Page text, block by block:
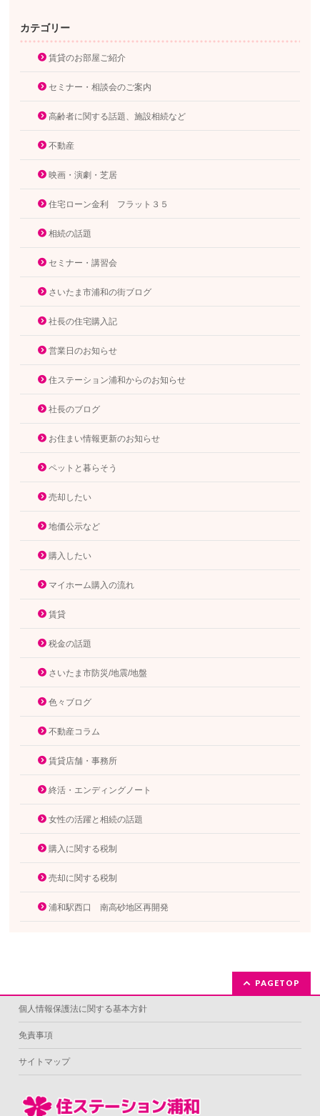
カテゴリー
賃貸のお部屋ご紹介
セミナー・相談会のご案内
高齢者に関する話題、施設相続など
不動産
映画・演劇・芝居
住宅ローン金利 フラット３５
相続の話題
セミナー・講習会
さいたま市浦和の街ブログ
社長の住宅購入記
営業日のお知らせ
住ステーション浦和からのお知らせ
社長のブログ
お住まい情報更新のお知らせ
ペットと暮らそう
売却したい
地価公示など
購入したい
マイホーム購入の流れ
賃貸
税金の話題
さいたま市防災/地震/地盤
色々ブログ
不動産コラム
賃貸店舗・事務所
終活・エンディングノート
女性の活躍と相続の話題
購入に関する税制
売却に関する税制
浦和駅西口 南高砂地区再開発
PAGETOP
個人情報保護法に関する基本方針
免責事項
サイトマップ